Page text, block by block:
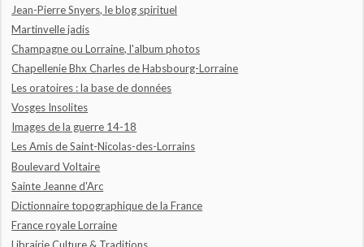
Jean-Pierre Snyers, le blog spirituel
Martinvelle jadis
Champagne ou Lorraine, l'album photos
Chapellenie Bhx Charles de Habsbourg-Lorraine
Les oratoires : la base de données
Vosges Insolites
Images de la guerre 14-18
Les Amis de Saint-Nicolas-des-Lorrains
Boulevard Voltaire
Sainte Jeanne d'Arc
Dictionnaire topographique de la France
France royale Lorraine